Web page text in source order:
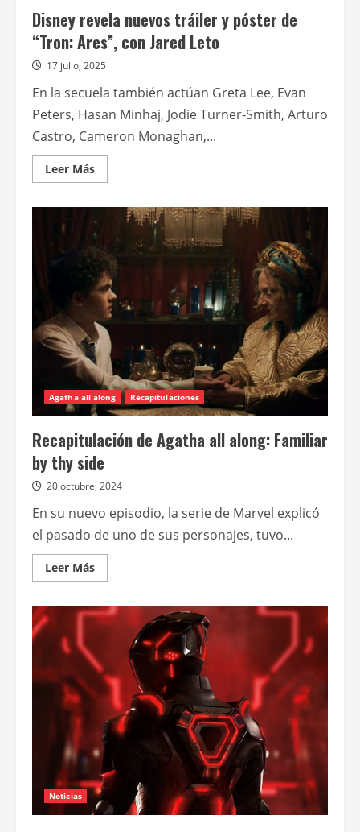
Disney revela nuevos tráiler y póster de
“Tron: Ares”, con Jared Leto
17 julio, 2025
En la secuela también actúan Greta Lee, Evan
Peters, Hasan Minhaj, Jodie Turner-Smith, Arturo
Castro, Cameron Monaghan,...
Leer MásLeer
más
Disney
revela
nuevos
tráiler
y
póster
de
“Tron:
Ares”,
con
Jared
Leto
Agatha all along Recapitulaciones
Recapitulación de Agatha all along: Familiar
by thy side
20 octubre, 2024
En su nuevo episodio, la serie de Marvel explicó
el pasado de uno de sus personajes, tuvo...
Leer MásLeer
más
Recapitulación
de
along:
Familiar
by
thy
side
Noticias